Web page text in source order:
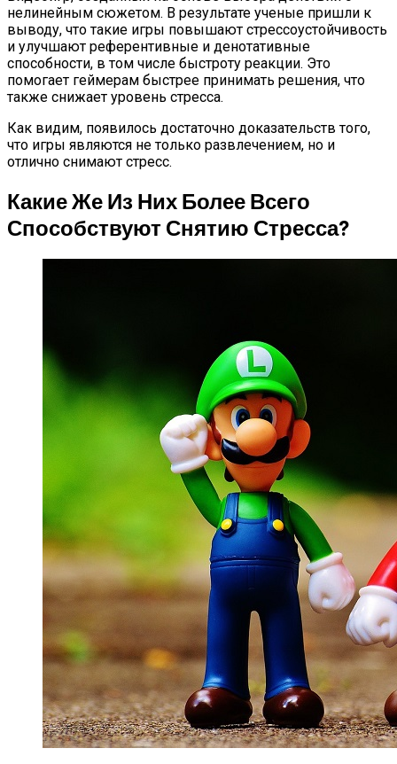
нелинейным сюжетом. В результате ученые пришли к
выводу, что такие игры повышают стрессоустойчивость
и улучшают референтивные и денотативные
способности, в том числе быстроту реакции. Это
помогает геймерам быстрее принимать решения, что
также снижает уровень стресса.
Как видим, появилось достаточно доказательств того,
что игры являются не только развлечением, но и
отлично снимают стресс.
Какие Же Из Них Более Всего
Способствуют Снятию Стресса?